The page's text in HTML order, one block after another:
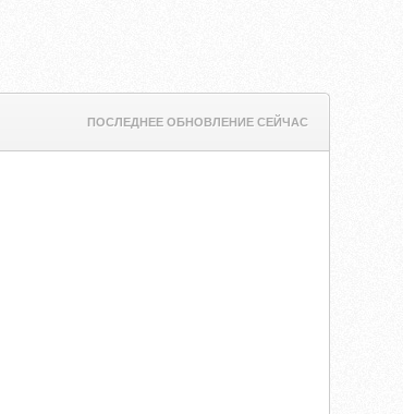
ПОСЛЕДНЕЕ ОБНОВЛЕНИЕ СЕЙЧАС